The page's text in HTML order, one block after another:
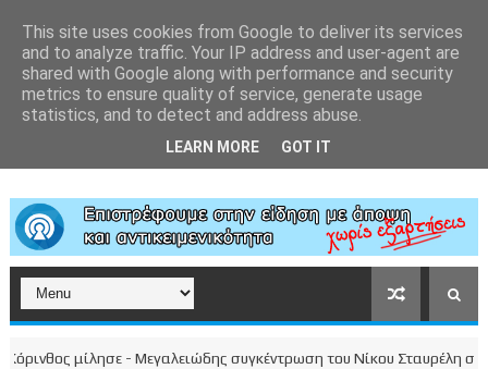
μίλησε - Μεγαλειώδης συγκέντρωση του Νίκου Σταυρέλη στο
This site uses cookies from Google to deliver its services
and to analyze traffic. Your IP address and user-agent are
shared with Google along with performance and security
metrics to ensure quality of service, generate usage
statistics, and to detect and address abuse.
LEARN MORE GOT IT